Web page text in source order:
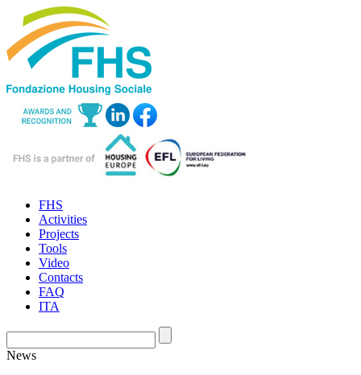
FHS
Activities
Projects
Tools
Video
Contacts
FAQ
ITA
News